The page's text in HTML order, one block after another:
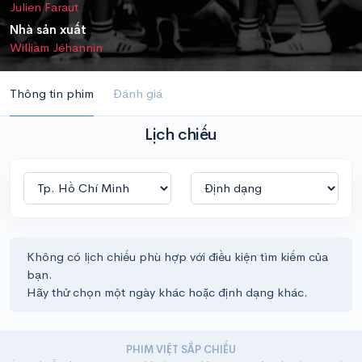
Julien Faraut
Nhà sản xuất
William Jéhannin
Thông tin phim Đánh giá
Lịch chiếu
Không có lịch chiếu phù hợp với điều kiện tìm kiếm của
bạn.
Hãy thử chọn một ngày khác hoặc định dạng khác.
PHIM VIỆT SẮP CHIẾU